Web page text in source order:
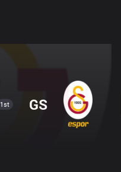
1st GS